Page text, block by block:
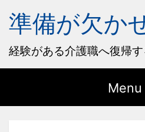
準備が欠か
経験がある介護職へ復帰
Menu